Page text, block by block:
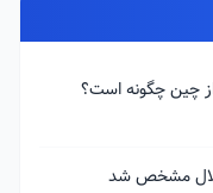
چین چگونه است؟
مشخص شد